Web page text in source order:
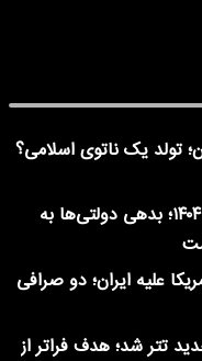
تولد یک ناتوی اسلامی؟
رکوردزنی بدهی دولت در ۱۴۰۴؛ بدهی دولتی‌ها به
علیه ایران؛ دو صرافی
تتر شد؛ هدف فراتر از